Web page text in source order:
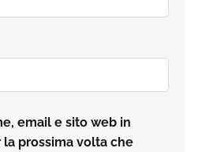
email e sito web in
prossima volta che